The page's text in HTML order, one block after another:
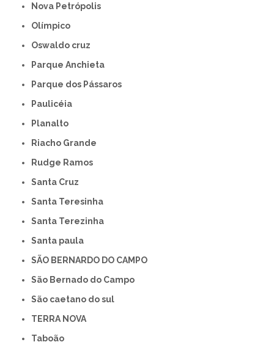
Nova Petrópolis
Olímpico
Oswaldo cruz
Parque Anchieta
Parque dos Pássaros
Paulicéia
Planalto
Riacho Grande
Rudge Ramos
Santa Cruz
Santa Teresinha
Santa Terezinha
Santa paula
SÃO BERNARDO DO CAMPO
São Bernado do Campo
São caetano do sul
TERRA NOVA
Taboão